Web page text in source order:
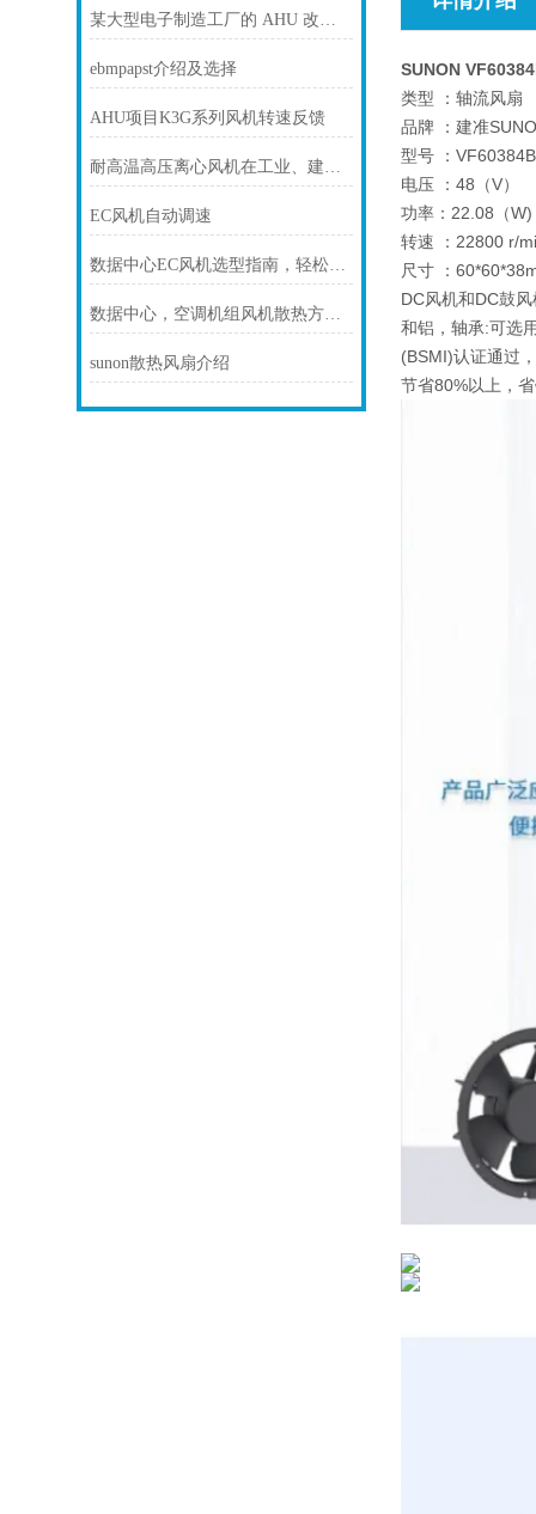
某大型电子制造工厂的 AHU 改造项目
ebmpapst介绍及选择
AHU项目K3G系列风机转速反馈
耐高温高压离心风机在工业、建筑、环境工程等领域中发挥着重要的作用
EC风机自动调速
数据中心EC风机选型指南，轻松降温更省电
数据中心，空调机组风机散热方案！
sunon散热风扇介绍
SUNON
类型 ：轴流风扇
品牌 ：建准
型号 ：
电压 ：48（V）
功率：22.08（W)
转速 ：22800 r/
尺寸 ：
DC风机和DC鼓
和铝，轴承:可选
(BSMI)认证通过
节省80%以上，